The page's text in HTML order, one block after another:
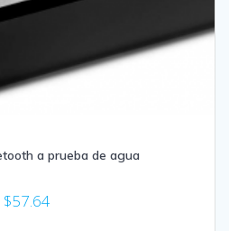
a prueba de agua
$57.64